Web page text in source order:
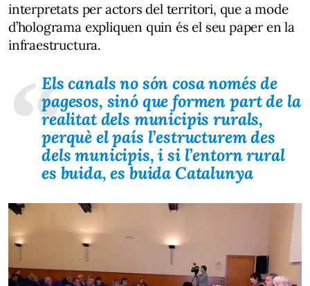
interpretats per actors del territori, que a mode
d’holograma expliquen quin és el seu paper en la
infraestructura.
Els canals no són cosa només de
pagesos, sinó que formen part de la
realitat dels municipis rurals,
perquè el país l’estructurem des
dels municipis, i si l’entorn rural
es buida, es buida Catalunya